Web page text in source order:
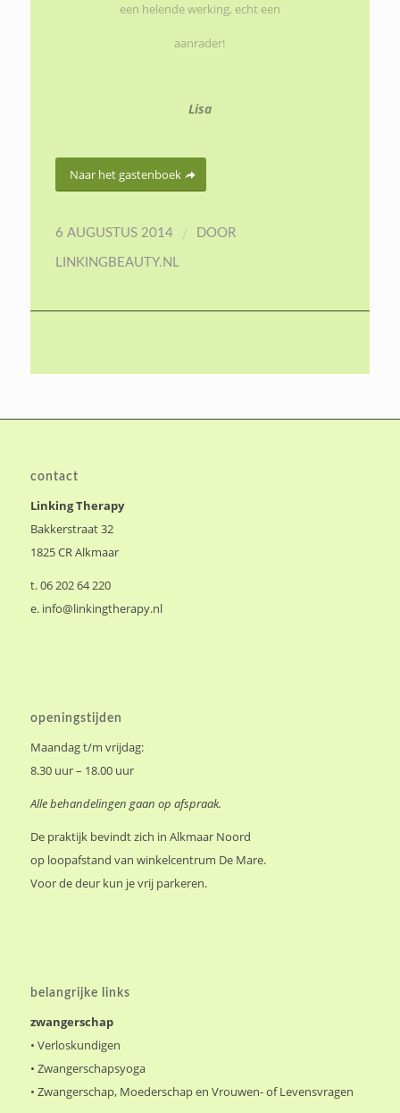
een helende werking, echt een
aanrader!
Lisa
Naar het gastenboek
6 AUGUSTUS 2014 / DOOR
LINKINGBEAUTY.NL
contact
Linking Therapy
Bakkerstraat 32
1825 CR Alkmaar
t. 06 202 64 220
e. info@linkingtherapy.nl
openingstijden
Maandag t/m vrijdag:
8.30 uur – 18.00 uur
Alle behandelingen gaan op afspraak.
De praktijk bevindt zich in Alkmaar Noord
op loopafstand van winkelcentrum De Mare.
Voor de deur kun je vrij parkeren.
belangrijke links
zwangerschap
• Verloskundigen
• Zwangerschapsyoga
• Zwangerschap, Moederschap en Vrouwen- of Levensvragen